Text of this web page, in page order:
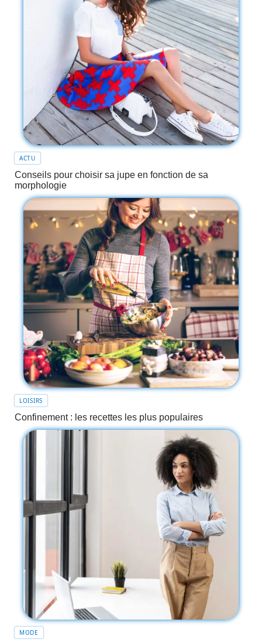
ACTU
Conseils pour choisir sa jupe en fonction de sa
morphologie
LOISIRS
Confinement : les recettes les plus populaires
MODE